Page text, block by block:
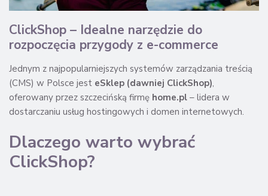
ClickShop – Idealne narzędzie do
rozpoczęcia przygody z e-commerce
Jednym z najpopularniejszych systemów zarządzania treścią
(CMS) w Polsce jest eSklep (dawniej ClickShop),
oferowany przez szczecińską firmę home.pl – lidera w
dostarczaniu usług hostingowych i domen internetowych.
Dlaczego warto wybrać
ClickShop?